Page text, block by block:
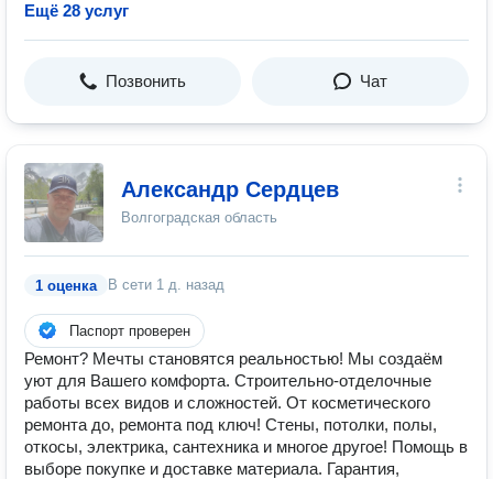
Ещё 28 услуг
Позвонить Чат
Александр Сердцев
Волгоградская область
1 оценка В сети 1 д. назад
Паспорт проверен
Ремонт? Мечты становятся реальностью! Мы создаëм
уют для Вашего комфорта. Строительно-отделочные
работы всех видов и сложностей. От косметического
ремонта до, ремонта под ключ! Стены, потолки, полы,
откосы, электрика, сантехника и многое другое! Помощь в
выборе покупке и доставке материала. Гарантия,